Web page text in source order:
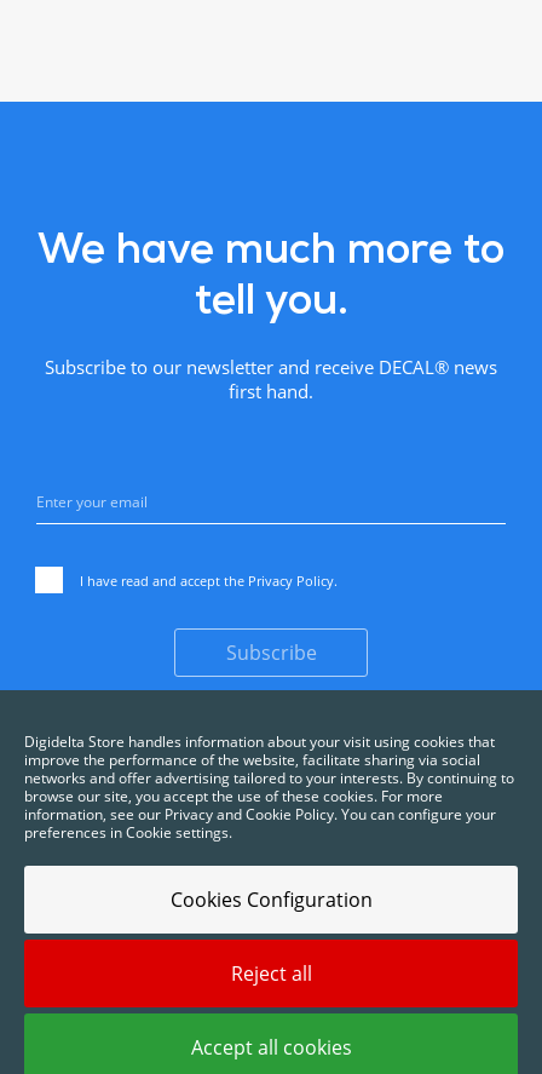
We have much more to
tell you.
Subscribe to our newsletter and receive DECAL® news
first hand.
I have read and accept the Privacy Policy.
Subscribe
2025 © Digidelta Store - Think Green. All rights reserved.
Digidelta Store handles information about your visit using cookies that
improve the performance of the website, facilitate sharing via social
networks and offer advertising tailored to your interests. By continuing to
browse our site, you accept the use of these cookies. For more
information, see our Privacy and Cookie Policy. You can configure your
preferences in Cookie settings.
Cookies Configuration
Reject all
Accept all cookies